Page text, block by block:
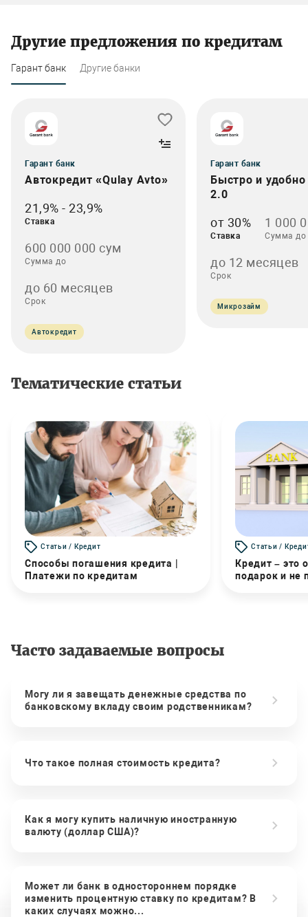
Другие предложения по кредитам
Гарант банк Другие банки
Гарант банк
Автокредит «Qulay Avto»
21,9% - 23,9%
Ставка
600 000 000 сум
Сумма до
до 60 месяцев
Срок
Автокредит
Гарант банк
Быстро и
2.0
от 30%
Ставка
1 000
Сумма до
до 12 месяцев
Срок
Микрозайм
Тематические статьи
Статьи / Кредит
Способы погашения кредита |
Платежи по кредитам
Статьи /
Кредит – это
подарок и не
Часто задаваемые вопросы
Могу ли я завещать денежные средства по
банковскому вкладу своим родственникам?
Что такое полная стоимость кредита?
Как я могу купить наличную иностранную
валюту (доллар США)?
Может ли банк в одностороннем порядке
изменить процентную ставку по кредитам? В
каких случаях можно...